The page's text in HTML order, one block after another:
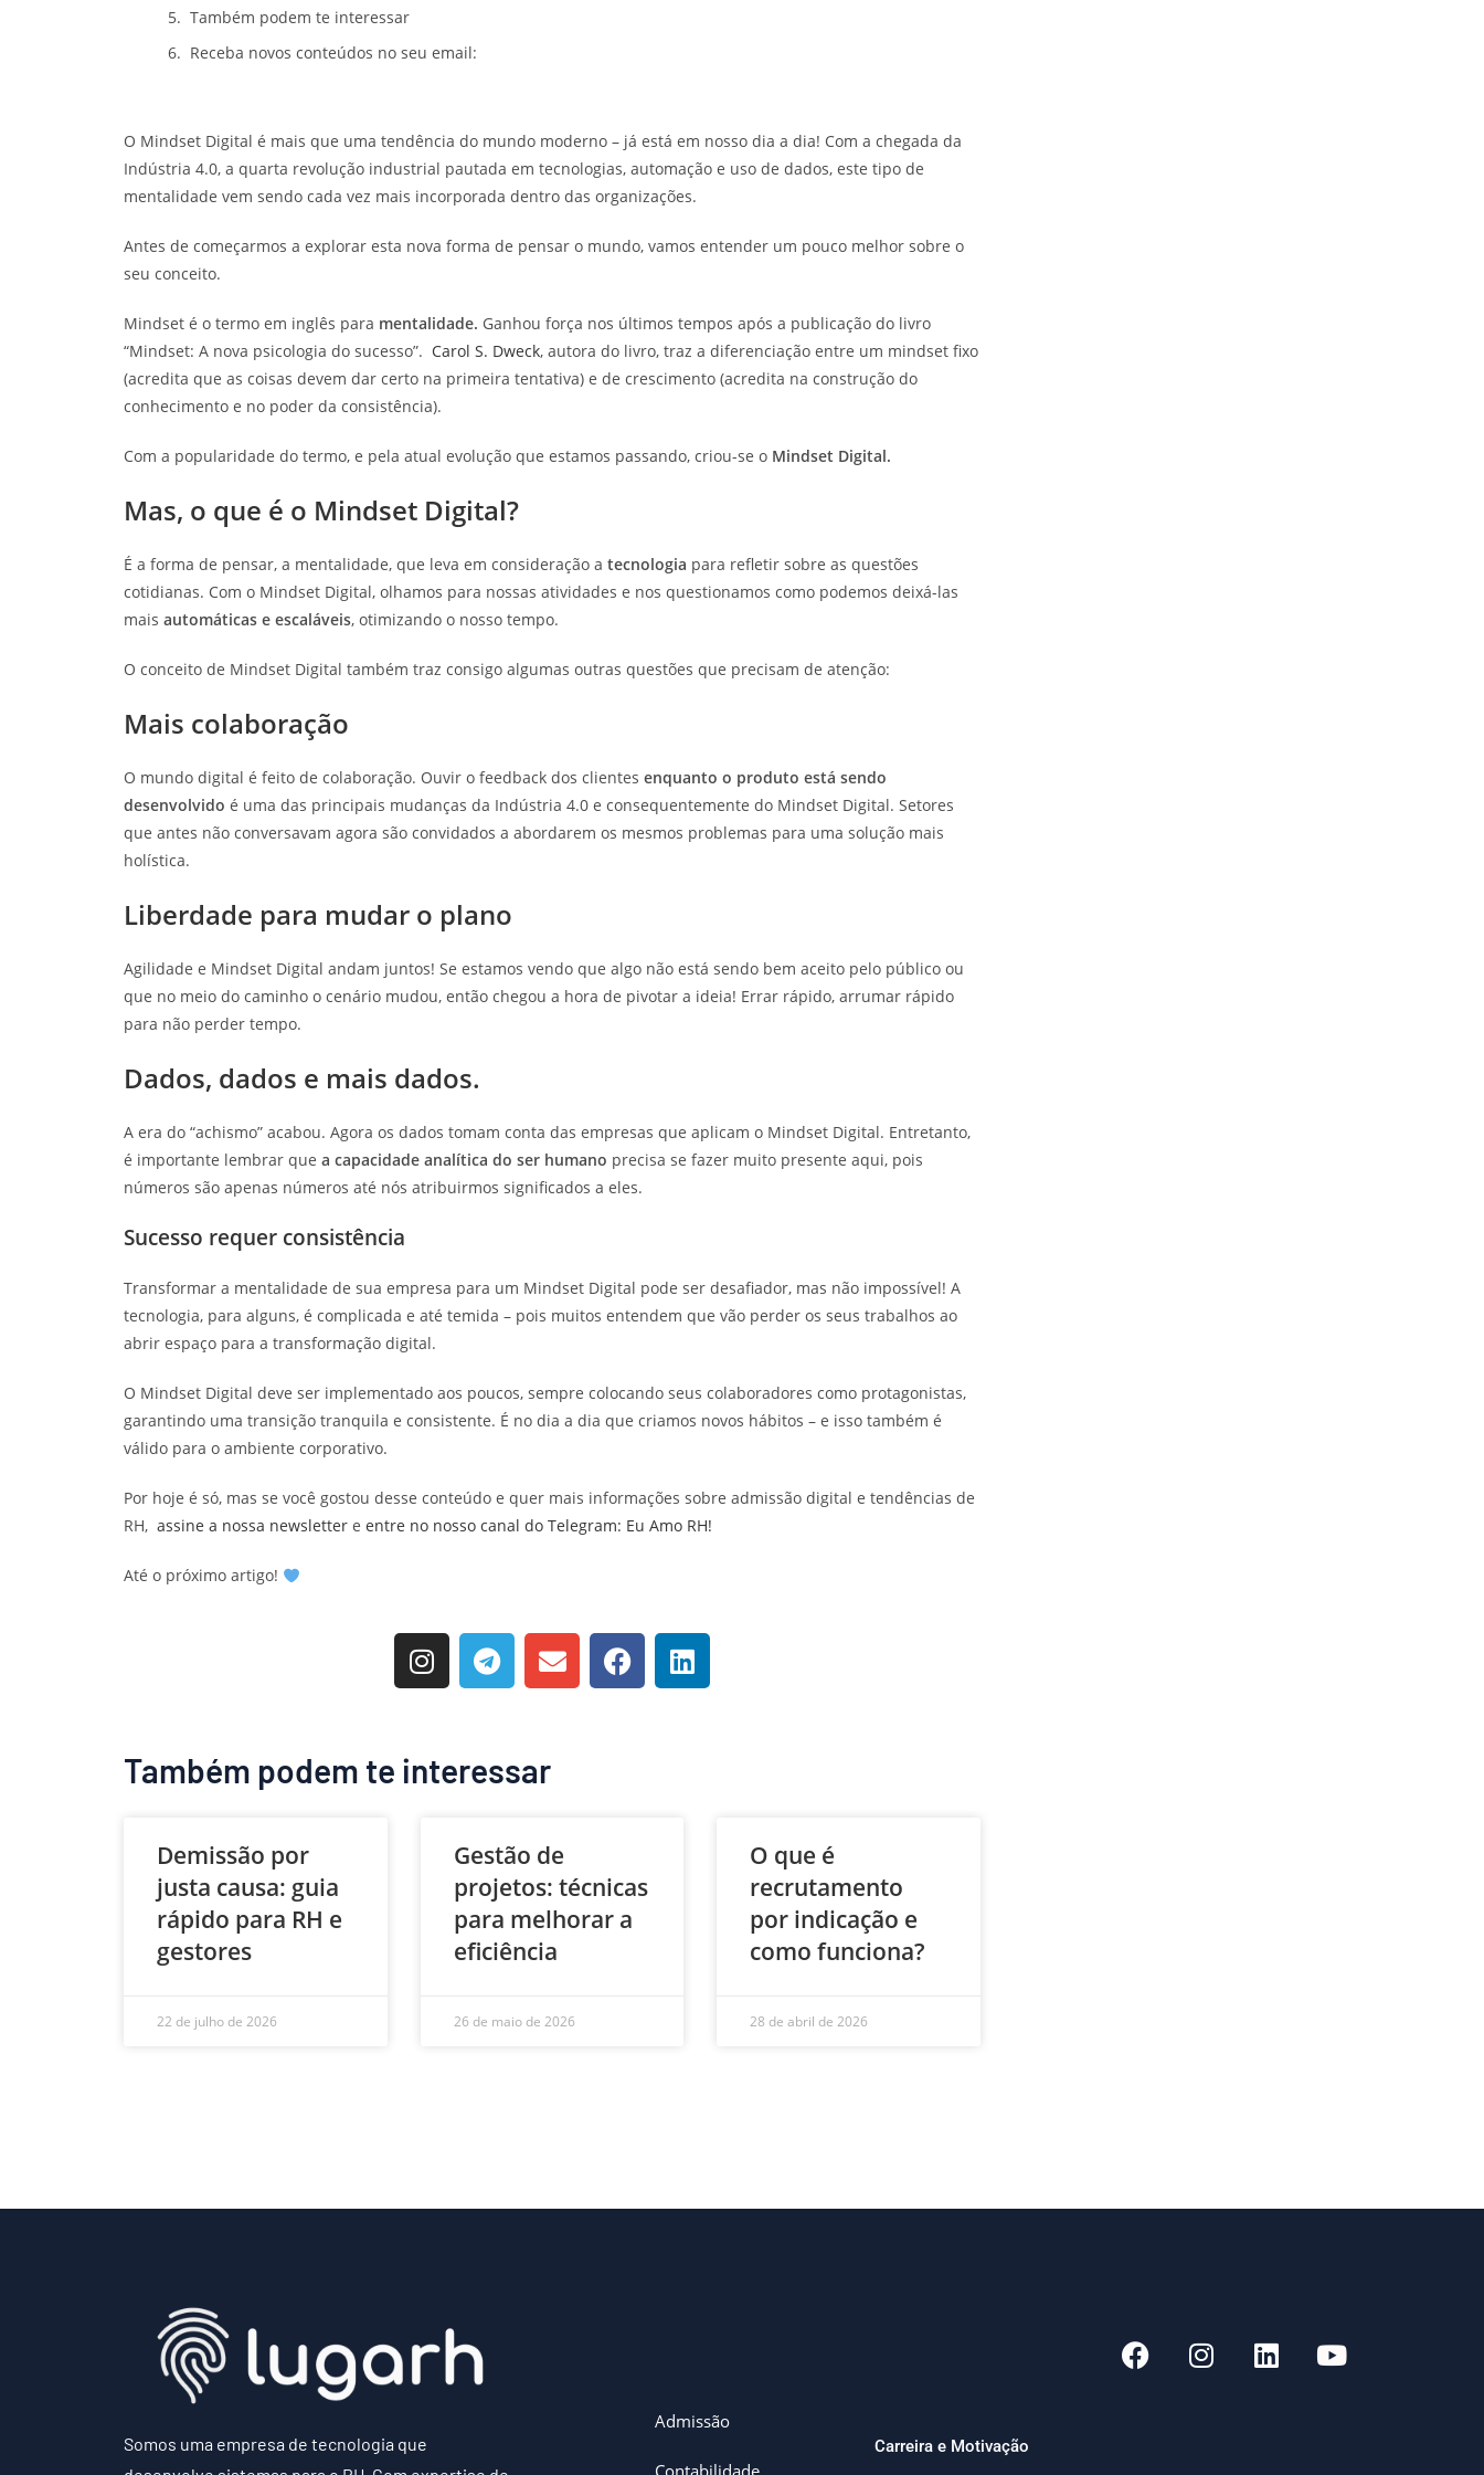
Também podem te interessar
Receba novos conteúdos no seu email:
O Mindset Digital é mais que uma tendência do mundo moderno – já está em nosso dia a dia! Com a chegada da
Indústria 4.0, a quarta revolução industrial pautada em tecnologias, automação e uso de dados, este tipo de
mentalidade vem sendo cada vez mais incorporada dentro das organizações.
Antes de começarmos a explorar esta nova forma de pensar o mundo, vamos entender um pouco melhor sobre o
seu conceito.
Mindset é o termo em inglês para mentalidade. Ganhou força nos últimos tempos após a publicação do livro
“Mindset: A nova psicologia do sucesso”. Carol S. Dweck, autora do livro, traz a diferenciação entre um mindset fixo
(acredita que as coisas devem dar certo na primeira tentativa) e de crescimento (acredita na construção do
conhecimento e no poder da consistência).
Com a popularidade do termo, e pela atual evolução que estamos passando, criou-se o Mindset Digital.
Mas, o que é o Mindset Digital?
É a forma de pensar, a mentalidade, que leva em consideração a tecnologia para refletir sobre as questões
cotidianas. Com o Mindset Digital, olhamos para nossas atividades e nos questionamos como podemos deixá-las
mais automáticas e escaláveis, otimizando o nosso tempo.
O conceito de Mindset Digital também traz consigo algumas outras questões que precisam de atenção:
Mais colaboração
O mundo digital é feito de colaboração. Ouvir o feedback dos clientes enquanto o produto está sendo
desenvolvido é uma das principais mudanças da Indústria 4.0 e consequentemente do Mindset Digital. Setores
que antes não conversavam agora são convidados a abordarem os mesmos problemas para uma solução mais
holística.
Liberdade para mudar o plano
Agilidade e Mindset Digital andam juntos! Se estamos vendo que algo não está sendo bem aceito pelo público ou
que no meio do caminho o cenário mudou, então chegou a hora de pivotar a ideia! Errar rápido, arrumar rápido
para não perder tempo.
Dados, dados e mais dados.
A era do “achismo” acabou. Agora os dados tomam conta das empresas que aplicam o Mindset Digital. Entretanto,
é importante lembrar que a capacidade analítica do ser humano precisa se fazer muito presente aqui, pois
números são apenas números até nós atribuirmos significados a eles.
Sucesso requer consistência
Transformar a mentalidade de sua empresa para um Mindset Digital pode ser desafiador, mas não impossível! A
tecnologia, para alguns, é complicada e até temida – pois muitos entendem que vão perder os seus trabalhos ao
abrir espaço para a transformação digital.
O Mindset Digital deve ser implementado aos poucos, sempre colocando seus colaboradores como protagonistas,
garantindo uma transição tranquila e consistente. É no dia a dia que criamos novos hábitos – e isso também é
válido para o ambiente corporativo.
Por hoje é só, mas se você gostou desse conteúdo e quer mais informações sobre admissão digital e tendências de
RH, assine a nossa newsletter e entre no nosso canal do Telegram: Eu Amo RH!
Até o próximo artigo!
Também podem te interessar
Demissão por
justa causa: guia
rápido para RH e
gestores
22 de julho de 2026
Gestão de
projetos: técnicas
para melhorar a
eficiência
26 de maio de 2026
O que é
recrutamento
por indicação e
como funciona?
28 de abril de 2026
Somos uma empresa de tecnologia que
Admissão
Contabilidade
Carreira e Motivação